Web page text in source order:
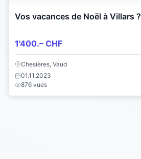
Vos vacances de Noël à Villars ?
1'400.– CHF
Chesières, Vaud
01.11.2023
876 vues